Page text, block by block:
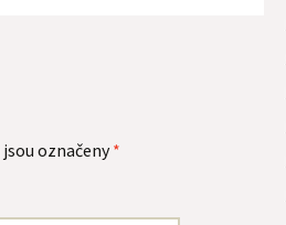
označeny*